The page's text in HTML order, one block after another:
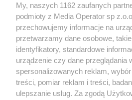
Wydawca mediówlokalnych
Nie zapomnij
zapoznać się z:
polityką prywatności regulamin
Twojemiasto
My, naszych 1162 zaufanych
podmioty z Media Operator sp
przechowujemy informacje na
przetwarzamy dane osobowe,
identyfikatory, standardowe
urządzenie czy dane przeglądania
spersonalizowanych reklam,
treści, pomiar reklam i treści,
ulepszanie usług. Za zgodą